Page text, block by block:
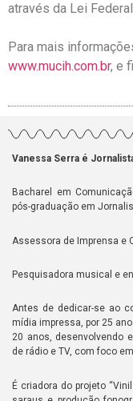
através da Lei
Para mais
www.mucih.com.br, e
Vanessa Serra é
Bacharel em
pós-graduação em
Assessora de Imprensa e
Pesquisadora musical e
Antes de dedicar-se ao
mídia impressa, por 25
20 anos, desenvolvendo
de rádio e TV, com foco
É criadora do projeto